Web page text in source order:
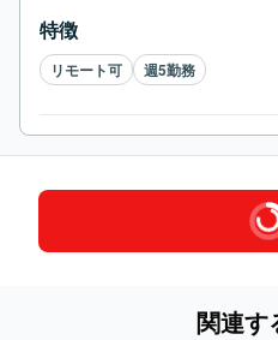
特徴
リモート可 週5勤務
関連す